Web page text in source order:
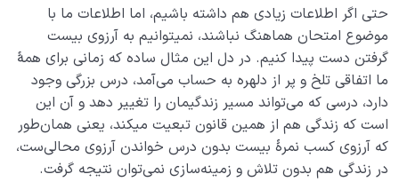
رابطه قضا و قدر چیست؟ این قانون در کجای زندگی من
قرار دارد؟
تعریف عمل چیست و اعمال ما چه کارکردی در زندگی‌مان
دارند؟
قانون عمل و عکس‌العمل چیست و چه نقشی در نظام
ریاضی خلقت دارد؟
حتی اگر اطلاعات زیادی هم داشته باشیم، اما اطلاعات ما با
موضوع امتحان هماهنگ نباشند، نمی­توانیم به آرزوی بیست
گرفتن دست پیدا کنیم. در دل این مثال ساده که زمانی برای همۀ
ما اتفاقی تلخ و پر از دلهره به حساب می‌آمد، درس بزرگی وجود
دارد، درسی که می‌تواند مسیر زندگی­مان را تغییر دهد و آن این
است که زندگی هم از همین قانون تبعیت می­کند، یعنی همان‌طور
که آرزوی کسب نمرۀ بیست بدون درس خواندن آرزوی محالی‌ست،
در زندگی هم بدون تلاش و زمینه‌سازی نمی‌توان نتیجه گرفت.